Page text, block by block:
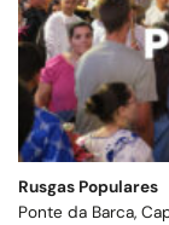
Rusgas Populares
Ponte da Barca,